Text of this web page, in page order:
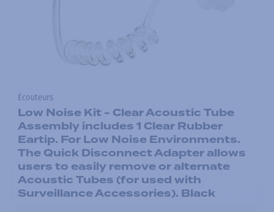
Écouteurs
Low Noise Kit - Clear Acoustic Tube
Assembly includes 1 Clear Rubber
Eartip. For Low Noise Environments.
The Quick Disconnect Adapter allows
users to easily remove or alternate
Acoustic Tubes (for used with
Surveillance Accessories). Black